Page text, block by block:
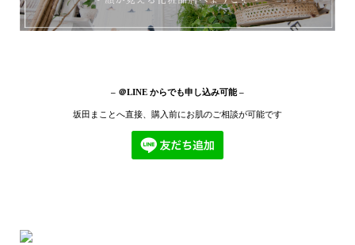
– ＠LINE からでも申し込み可能 –
坂田まことへ直接、購入前にお肌のご相談が可能です